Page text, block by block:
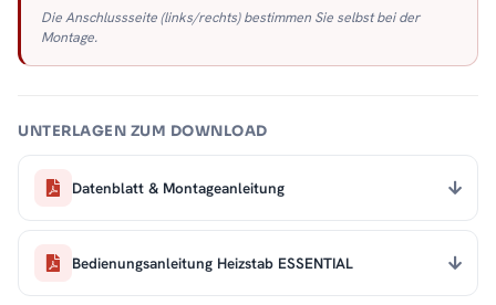
Die Anschlussseite (links/rechts) bestimmen Sie selbst bei der
Montage.
UNTERLAGEN ZUM DOWNLOAD
Datenblatt & Montageanleitung
Bedienungsanleitung Heizstab ESSENTIAL